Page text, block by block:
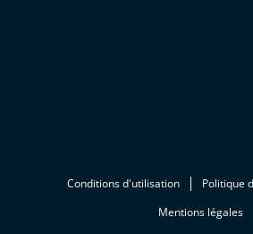
Conditions d'utilisation
Politique
Mentions légales